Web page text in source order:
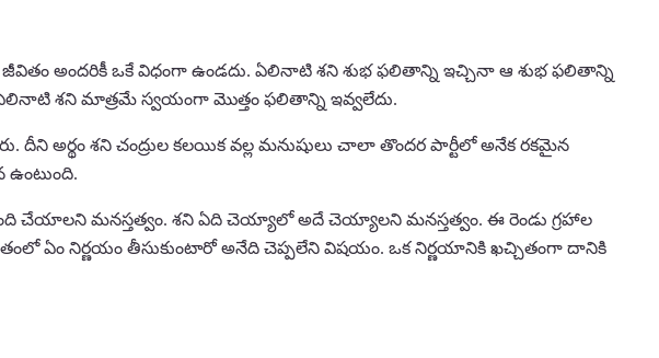
అందరికీ ఒకే విధంగా ఉండదు. ఏలినాటి శని శుభ ఫలితాన్ని ఇచ్చినా ఆ శుభ ఫలితాన్ని
ఏలినాటి శని మాత్రమే స్వయంగా మొత్తం ఫలితాన్ని ఇవ్వలేదు.
దీని అర్థం శని చంద్రుల కలయిక వల్ల మనుషులు చాలా తొందర పార్టీలో అనేక రకమైన
ఉంటుంది.
నచ్చింది చేయాలని మనస్తత్వం. శని ఏది చెయ్యాలో అదే చెయ్యాలని మనస్తత్వం. ఈ రెండు గ్రహాల
ఏం నిర్ణయం తీసుకుంటారో అనేది చెప్పలేని విషయం. ఒక నిర్ణయానికి ఖచ్చితంగా దానికి